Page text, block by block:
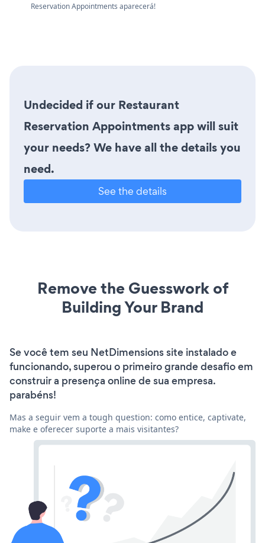
Reservation Appointments aparecerá!
Undecided if our Restaurant
Reservation Appointments app will suit
your needs? We have all the details you
need.
See the details
Remove the Guesswork of
Building Your Brand
Se você tem seu NetDimensions site instalado e
funcionando, superou o primeiro grande desafio em
construir a presença online de sua empresa.
parabéns!
Mas a seguir vem a tough question: como entice, captivate,
make e oferecer suporte a mais visitantes?